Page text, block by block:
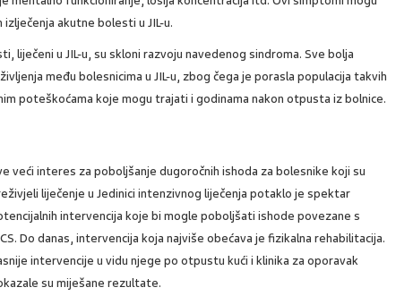
akutne bolesti u JIL-u.
liječeni u JIL-u, su skloni razvoju navedenog sindroma. Sve bolja
među bolesnicima u JIL-u, zbog čega je porasla populacija takvih
poteškoćama koje mogu trajati i godinama nakon otpusta iz bolnice.
veći interes za poboljšanje dugoročnih ishoda za bolesnike koji su
liječenje u Jedinici intenzivnog liječenja potaklo je spektar
intervencija koje bi mogle poboljšati ishode povezane s
Do danas, intervencija koja najviše obećava je fizikalna rehabilitacija.
intervencije u vidu njege po otpustu kući i klinika za oporavak
su miješane rezultate.